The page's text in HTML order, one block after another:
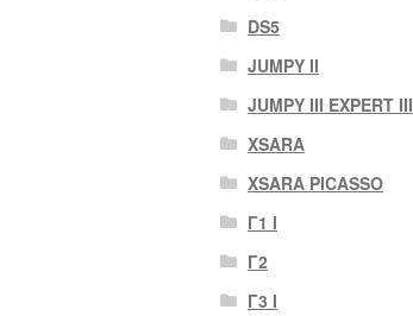
DS5
JUMPY II
JUMPY III EXPERT III
XSARA
XSARA PICASSO
Γ1 Ι
Γ2
Γ3 Ι